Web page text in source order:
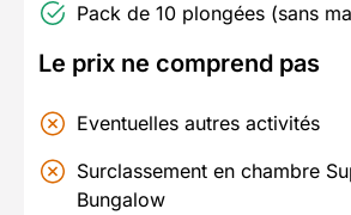
Pack de 10 plongées (sans
Le prix ne comprend pas
Eventuelles autres activités
Surclassement en chambre
Bungalow